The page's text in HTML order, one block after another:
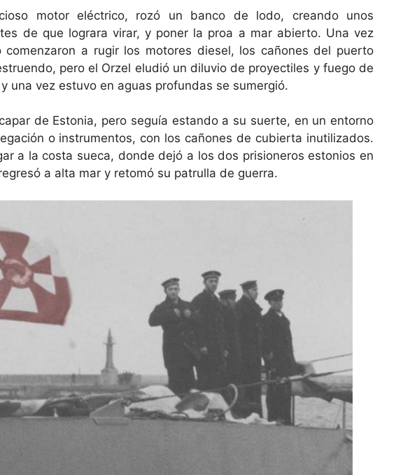
motor eléctrico, rozó un banco de lodo, creando unos
de que lograra virar, y poner la proa a mar abierto. Una vez
a rugir los motores diesel, los cañones del puerto
pero el Orzel eludió un diluvio de proyectiles y fuego de
una vez estuvo en aguas profundas se sumergió.
de Estonia, pero seguía estando a su suerte, en un entorno
o instrumentos, con los cañones de cubierta inutilizados.
a la costa sueca, donde dejó a los dos prisioneros estonios en
a alta mar y retomó su patrulla de guerra.